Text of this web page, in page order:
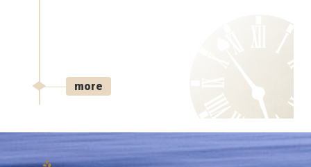
more